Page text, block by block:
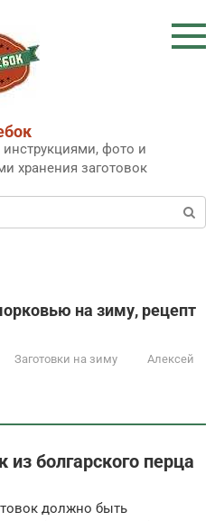
фото и
хранения заготовок
на зиму, рецепт
Заготовки на зиму
Алексей
из болгарского перца
должно быть